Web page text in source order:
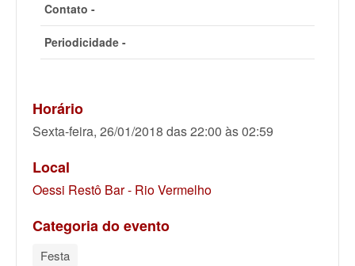
Contato -
Periodicidade -
Horário
Sexta-feira, 26/01/2018 das 22:00 às 02:59
Local
Oessi Restô Bar - Rio Vermelho
Categoria do evento
Festa